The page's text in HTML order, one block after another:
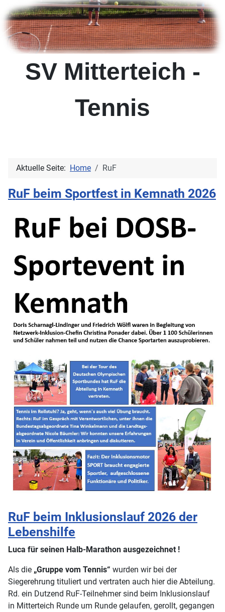
SV Mitterteich -
Tennis
Aktuelle Seite: Home RuF
RuF beim Sportfest in Kemnath 2026
RuF beim Inklusionslauf 2026 der
Lebenshilfe
Luca für seinen Halb-Marathon ausgezeichnet !
Als die „Gruppe vom Tennis“ wurden wir bei der
Siegerehrung tituliert und vertraten auch hier die Abteilung.
Rd. ein Dutzend RuF-Teilnehmer sind beim Inklusionslauf
in Mitterteich Runde um Runde gelaufen, gerollt, gegangen